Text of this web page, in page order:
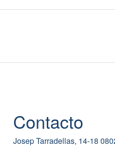
Contacto
Josep Tarradellas, 14-18